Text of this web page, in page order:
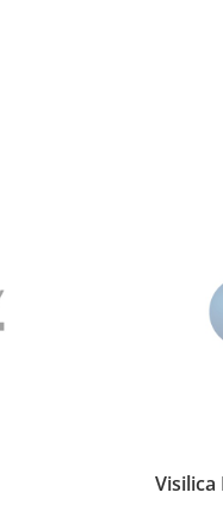
Visilica